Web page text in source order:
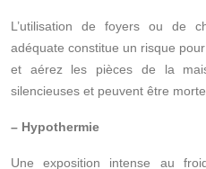
L’utilisation de foyers ou de
adéquate constitue un risque
et aérez les pièces de la
silencieuses et peuvent être
– Hypothermie
Une exposition intense au